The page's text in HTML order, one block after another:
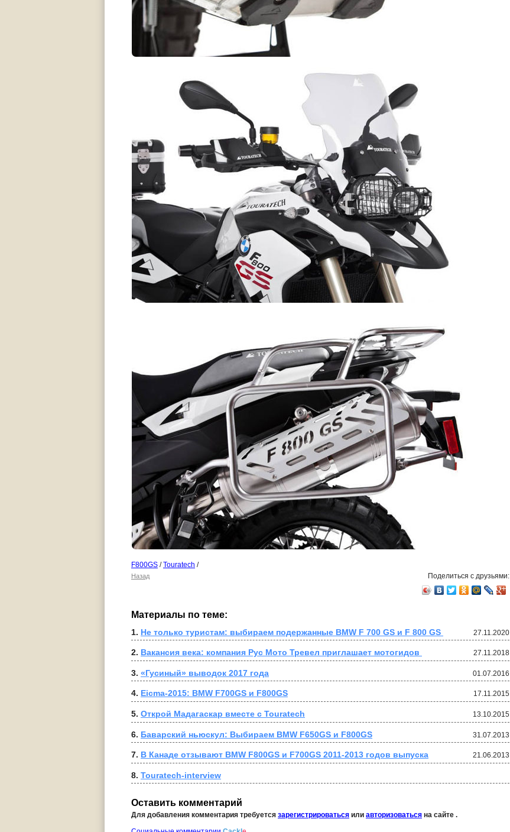
F800GS /Touratech /
Назад Поделиться с друзьями:
Материалы по теме:
27.11.2020
1. Не только туристам: выбираем подержанные BMW F 700 GS и F 800 GS
27.11.2018
2. Вакансия века: компания Рус Мото Тревел приглашает мотогидов
01.07.2016
3. «Гусиный» выводок 2017 года
17.11.2015
4. Eicma-2015: BMW F700GS и F800GS
13.10.2015
5. Открой Мадагаскар вместе с Touratech
31.07.2013
6. Баварский ньюскул: Выбираем BMW F650GS и F800GS
21.06.2013
7. В Канаде отзывают BMW F800GS и F700GS 2011-2013 годов выпуска
8. Touratech-interview
Оставить комментарий
Для добавления комментария требуется зарегистрироваться или авторизоваться на сайте .